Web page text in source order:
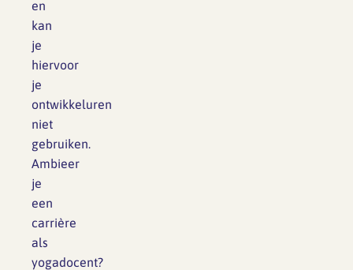
en
kan
je
hiervoor
je
ontwikkeluren
niet
gebruiken.
Ambieer
je
een
carrière
als
yogadocent?